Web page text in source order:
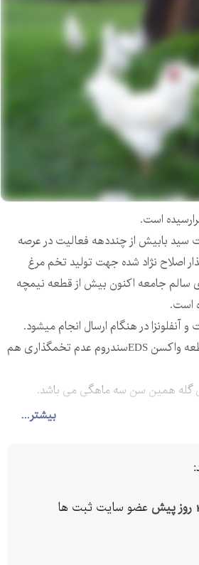
بیشتر...
است.
بابیش از چنددهه فعالیت در عرصه
اصلاح نژاد شده جهت تولید تخم مرغ
سالم جامعه اکنون بیش از قطعه نیمچه
است.
آنفلونزا در هنگام ارسال انجام میشود.
در صورت سفارش بالای قطعه واکسن EDSسندروم عدم تخمگذاری هم
گله همین سن سه ماهگی می باشد.
با ماشین های حمل مخصوص با حداقل
عضو سایت ثبت ها